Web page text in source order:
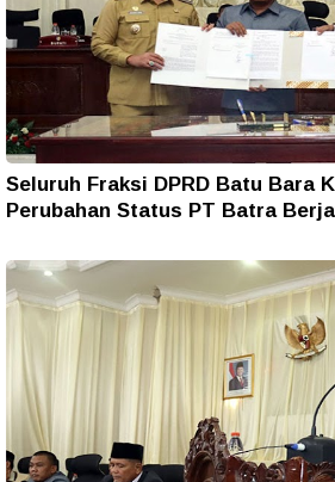
Seluruh Fraksi DPRD Batu Bara
Perubahan Status PT Batra